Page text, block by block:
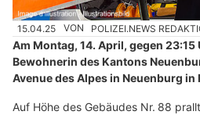
15.04.25 VON POLIZEI.NEWS
Am Montag, 14. April, gegen
Bewohnerin des Kantons
Avenue des Alpes in Neuenburg
Auf Höhe des Gebäudes Nr. 88